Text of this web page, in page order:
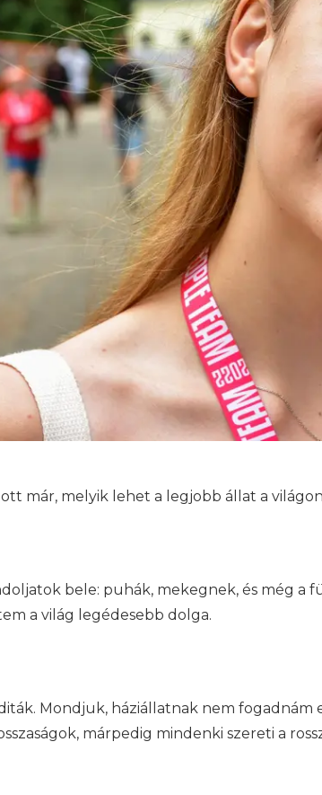
már, melyik lehet a legjobb állat a
bele: puhák, mekegnek, és még a
a világ legédesebb dolga.
Mondjuk, háziállatnak nem
márpedig mindenki szereti a